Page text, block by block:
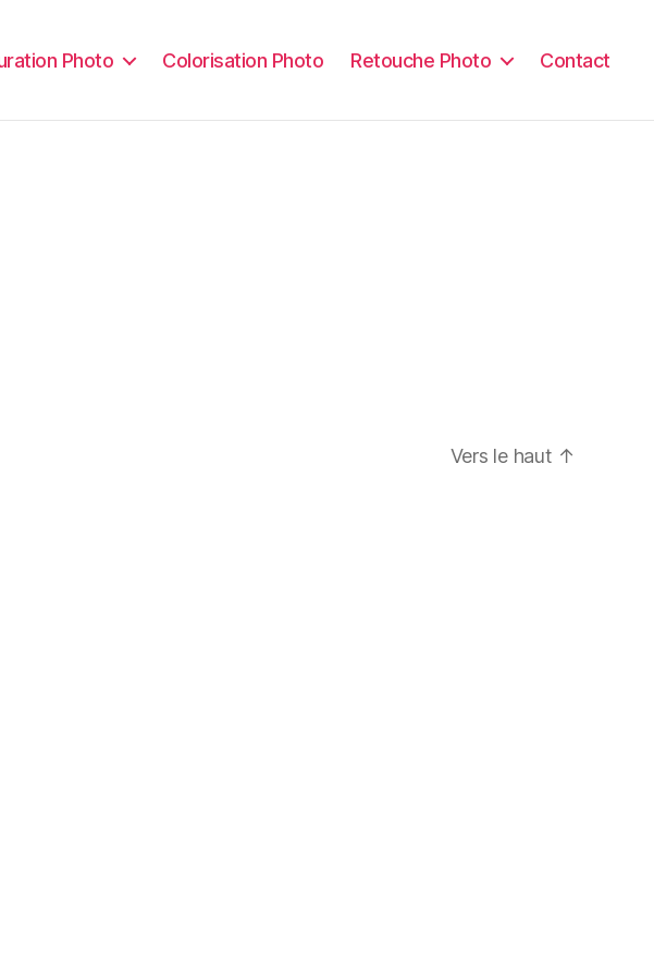
Photo Colorisation Photo Retouche Photo Contact
Vers le haut ↑